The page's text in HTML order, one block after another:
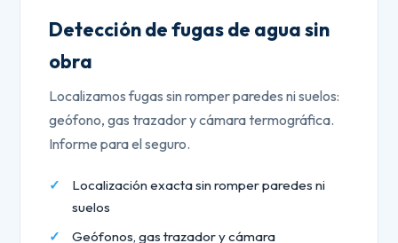
Detección de fugas de agua sin
obra
Localizamos fugas sin romper paredes ni suelos:
geófono, gas trazador y cámara termográfica.
Informe para el seguro.
Localización exacta sin romper paredes ni
suelos
Geófonos, gas trazador y cámara